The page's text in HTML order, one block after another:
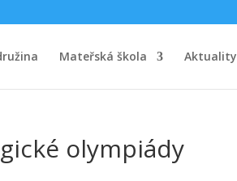
Mateřská škola Aktuality
olympiády